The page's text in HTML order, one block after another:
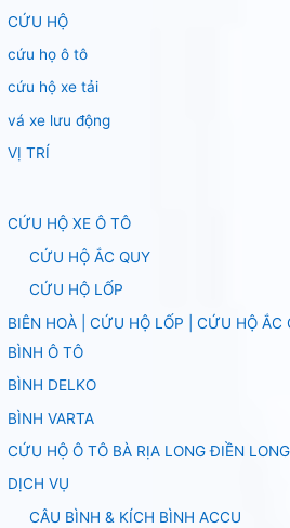
CỨU HỘ
cứu họ ô tô
cứu hộ xe tải
vá xe lưu động
VỊ TRÍ
CỨU HỘ XE Ô TÔ
CỨU HỘ ẮC QUY
CỨU HỘ LỐP
BIÊN HOÀ | CỨU HỘ LỐP | CỨU HỘ ẮC
BÌNH Ô TÔ
BÌNH DELKO
BÌNH VARTA
CỨU HỘ Ô TÔ BÀ RỊA LONG ĐIỀN
DỊCH VỤ
CÂU BÌNH & KÍCH BÌNH ACCU